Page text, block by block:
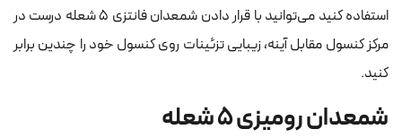
استفاده کنید می‌توانید با قرار دادن شمعدان فانتزی ۵ شعله درست در
مرکز کنسول مقابل آینه، زیبایی تزئینات روی کنسول خود را چندین برابر
کنید.
شمعدان رومیزی ۵ شعله